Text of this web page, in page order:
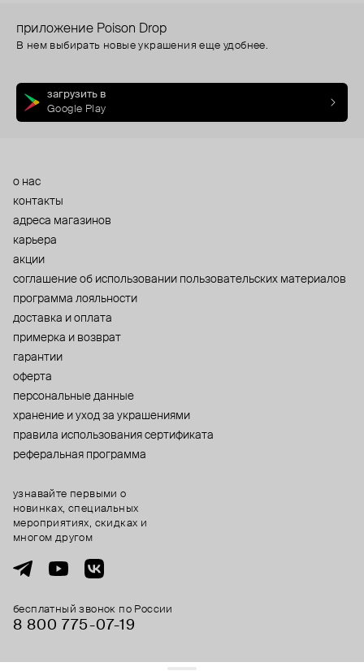
приложение Poison Drop
В нем выбирать новые украшения еще удобнее.
загрузить в
Google Play
о нас
контакты
адреса магазинов
карьера
акции
cоглашение об использовании пользовательских материалов
программа лояльности
доставка и оплата
примерка и возврат
гарантии
оферта
персональные данные
хранение и уход за украшениями
правила использования сертификата
реферальная программа
бесплатный звонок по России
8 800 775⁠-07⁠-19
узнавайте первыми о
новинках, специальных
мероприятиях, скидках и
многом другом